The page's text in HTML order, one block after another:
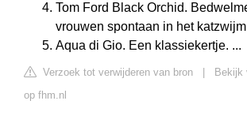
Tom Ford Black Orchid.
vrouwen spontaan in het
Aqua di Gio. Een klassiekertje. ...
Verzoek tot verwijderen van bron
Bekijk
op fhm.nl